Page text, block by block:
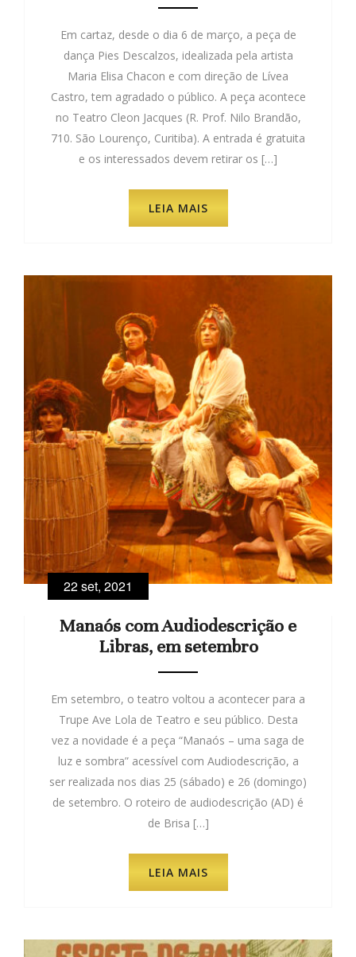
Em cartaz, desde o dia 6 de março, a peça de
dança Pies Descalzos, idealizada pela artista
Maria Elisa Chacon e com direção de Lívea
Castro, tem agradado o público. A peça acontece
no Teatro Cleon Jacques (R. Prof. Nilo Brandão,
710. São Lourenço, Curitiba). A entrada é gratuita
e os interessados devem retirar os […]
LEIA MAIS
22 set, 2021
Manaós com Audiodescrição e
Libras, em setembro
Em setembro, o teatro voltou a acontecer para a
Trupe Ave Lola de Teatro e seu público. Desta
vez a novidade é a peça “Manaós – uma saga de
luz e sombra” acessível com Audiodescrição, a
ser realizada nos dias 25 (sábado) e 26 (domingo)
de setembro. O roteiro de audiodescrição (AD) é
de Brisa […]
LEIA MAIS